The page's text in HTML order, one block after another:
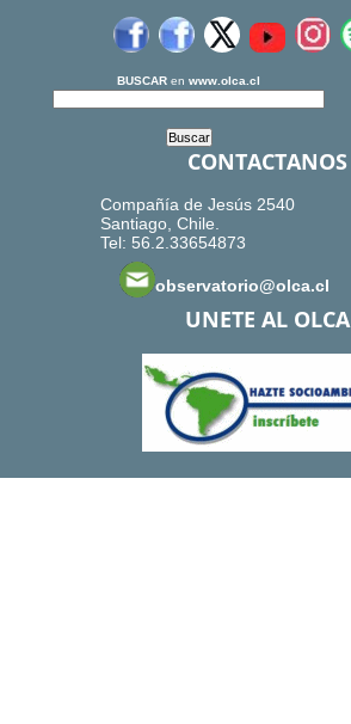
BUSCAR en www.olca.cl
CONTACTANOS
Compañía de Jesús 2540
Santiago, Chile.
Tel: 56.2.33654873
observatorio@olca.cl
UNETE AL OLCA